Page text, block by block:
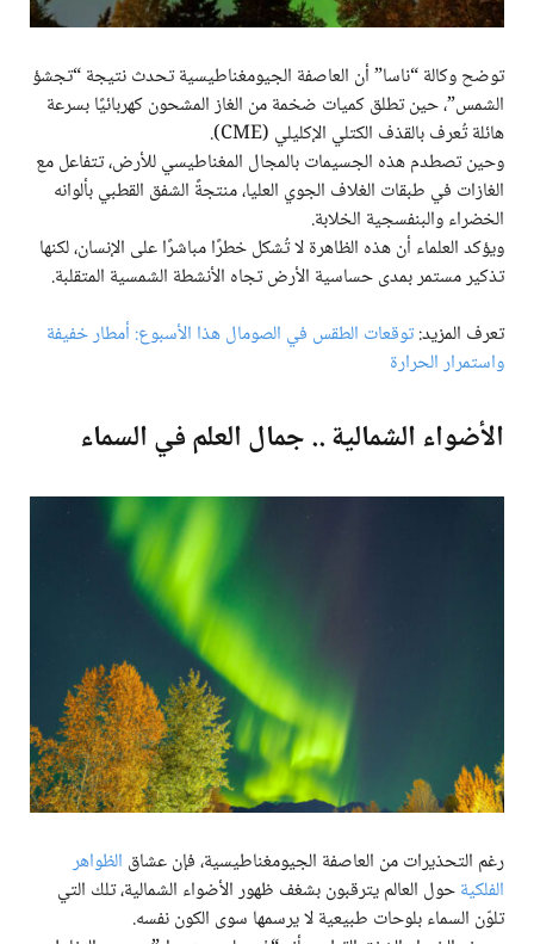
توضح وكالة “ناسا” أن العاصفة الجيومغناطيسية تحدث نتيجة “تجشؤ
الشمس”، حين تطلق كميات ضخمة من الغاز المشحون كهربائيًا بسرعة
هائلة تُعرف بالقذف الكتلي الإكليلي (CME).
وحين تصطدم هذه الجسيمات بالمجال المغناطيسي للأرض، تتفاعل مع
الغازات في طبقات الغلاف الجوي العليا، منتجةً الشفق القطبي بألوانه
الخضراء والبنفسجية الخلابة.
ويؤكد العلماء أن هذه الظاهرة لا تُشكل خطرًا مباشرًا على الإنسان، لكنها
تذكير مستمر بمدى حساسية الأرض تجاه الأنشطة الشمسية المتقلبة.
تعرف المزيد:توقعات الطقس في الصومال هذا الأسبوع: أمطار خفيفة
واستمرار الحرارة
الأضواء الشمالية .. جمال العلم في السماء
رغم التحذيرات من العاصفة الجيومغناطيسية، فإن عشاق الظواهر
الفلكيةحول العالم يترقبون بشغف ظهور الأضواء الشمالية، تلك التي
تلوّن السماء بلوحات طبيعية لا يرسمها سوى الكون نفسه.